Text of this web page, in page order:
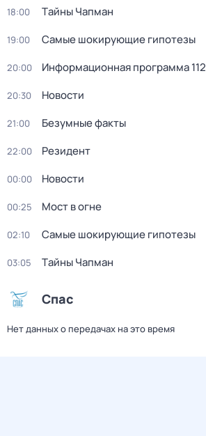
18:00 Тaйны Чапман
19:00 Самые шoкиpующие гипотезы
20:00 Информационная программа 112
20:30 Новости
21:00 Безумные факты
22:00 Резидент
00:00 Новости
00:25 Мост в огне
02:10 Самые шoкиpующие гипотезы
03:05 Тaйны Чапман
Спас
Нет данных о передачах на это время